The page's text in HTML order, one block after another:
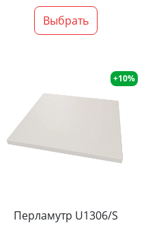
Выбрать
+10%
Перламутр U1306/S